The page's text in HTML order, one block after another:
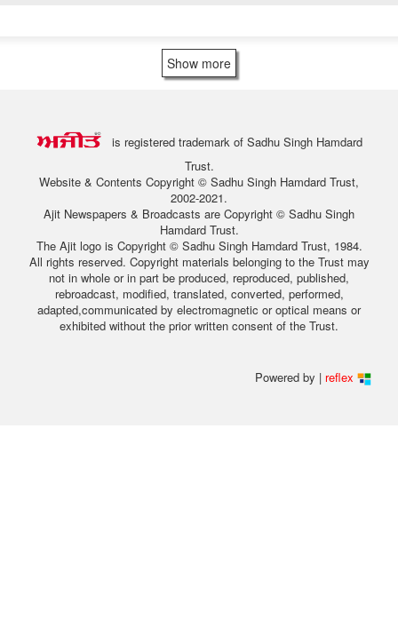
Show more
is registered trademark of Sadhu Singh Hamdard
Trust.
Website & Contents Copyright © Sadhu Singh Hamdard Trust,
2002-2021.
Ajit Newspapers & Broadcasts are Copyright © Sadhu Singh
Hamdard Trust.
The Ajit logo is Copyright © Sadhu Singh Hamdard Trust, 1984.
All rights reserved. Copyright materials belonging to the Trust may
not in whole or in part be produced, reproduced, published,
rebroadcast, modified, translated, converted, performed,
adapted,communicated by electromagnetic or optical means or
exhibited without the prior written consent of the Trust.
Powered by | reflex